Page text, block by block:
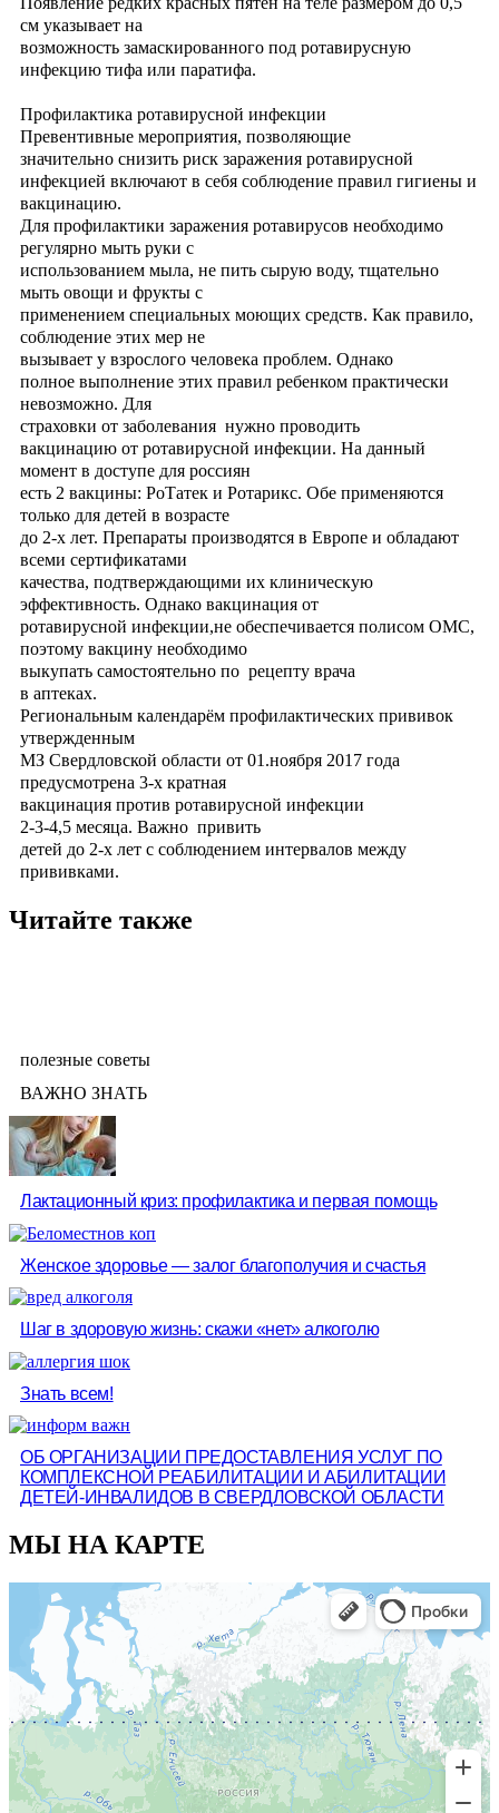
см указывает на
возможность замаскированного под ротавирусную
инфекцию тифа или паратифа.
Профилактика ротавирусной инфекции
Превентивные мероприятия, позволяющие
значительно снизить риск заражения ротавирусной
инфекцией включают в себя соблюдение правил гигиены и
вакцинацию.
Для профилактики заражения ротавирусов необходимо
регулярно мыть руки с
использованием мыла, не пить сырую воду, тщательно
мыть овощи и фрукты с
применением специальных моющих средств. Как правило,
соблюдение этих мер не
вызывает у взрослого человека проблем. Однако
полное выполнение этих правил ребенком практически
невозможно. Для
страховки от заболевания нужно проводить
вакцинацию от ротавирусной инфекции. На данный
момент в доступе для россиян
есть 2 вакцины: РоТатек и Ротарикс. Обе применяются
только для детей в возрасте
до 2-х лет. Препараты производятся в Европе и обладают
всеми сертификатами
качества, подтверждающими их клиническую
эффективность. Однако вакцинация от
ротавирусной инфекции,не обеспечивается полисом ОМС,
поэтому вакцину необходимо
выкупать самостоятельно по рецепту врача
в аптеках.
Региональным календарём профилактических прививок
утвержденным
МЗ Свердловской области от 01.ноября 2017 года
предусмотрена 3-х кратная
вакцинация против ротавирусной инфекции
2-3-4,5 месяца. Важно привить
детей до 2-х лет с соблюдением интервалов между
прививками.
Читайте также
полезные советы
ВАЖНО ЗНАТЬ
Лактационный криз: профилактика и первая помощь
Женское здоровье — залог благополучия и счастья
Шаг в здоровую жизнь: скажи «нет» алкоголю
Знать всем!
ОБ ОРГАНИЗАЦИИ ПРЕДОСТАВЛЕНИЯ УСЛУГ ПО
КОМПЛЕКСНОЙ РЕАБИЛИТАЦИИ И АБИЛИТАЦИИ
ДЕТЕЙ-ИНВАЛИДОВ В СВЕРДЛОВСКОЙ ОБЛАСТИ
МЫ НА КАРТЕ